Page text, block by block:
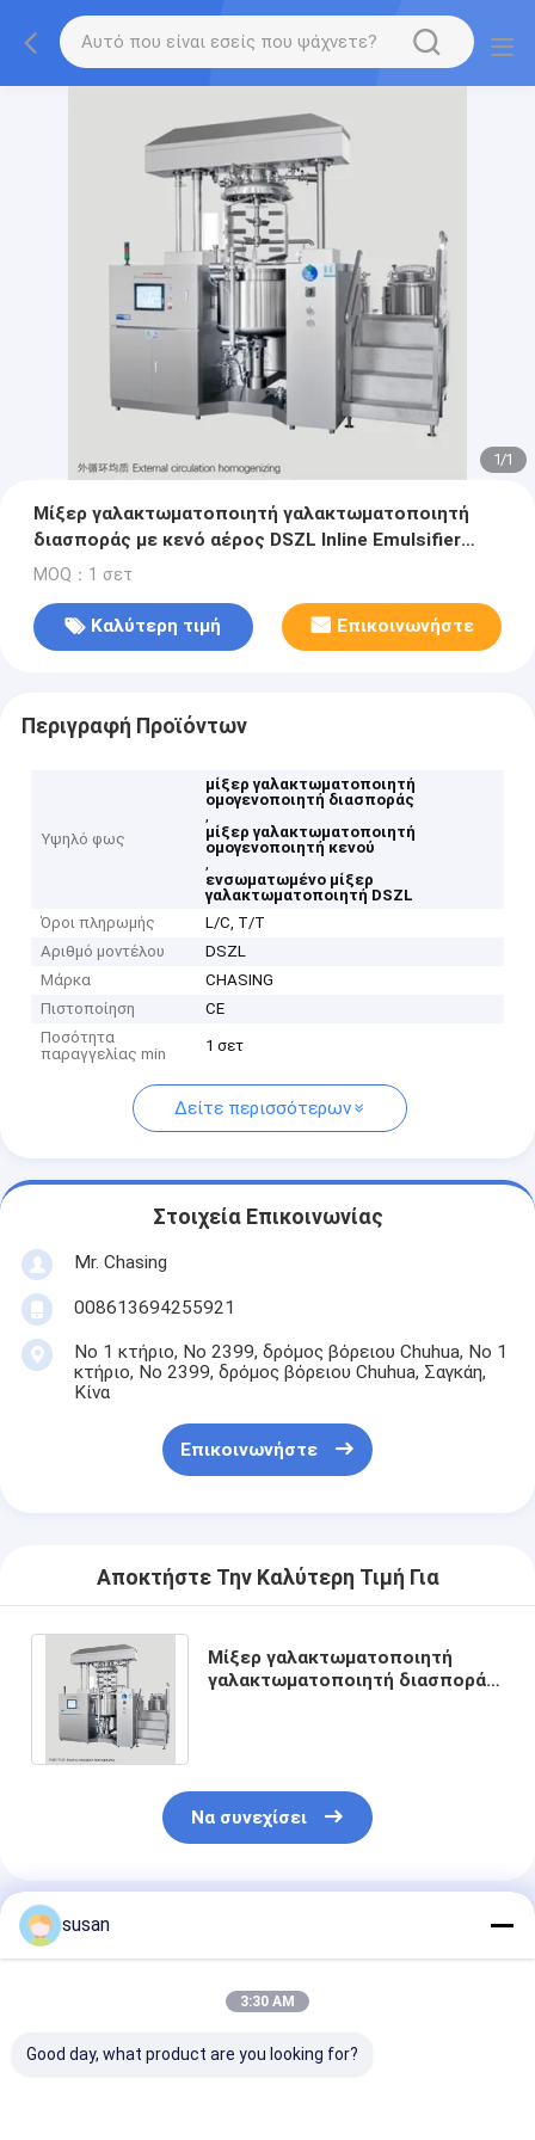
1/1
Μίξερ γαλακτωματοποιητή γαλακτωματοποιητή
διασποράς με κενό αέρος DSZL Inline Emulsifier
Mixer
MOQ：1 σετ
Καλύτερη τιμή Επικοινωνήστε
Περιγραφή Προϊόντων
Υψηλό φως
μίξερ γαλακτωματοποιητή
ομογενοποιητή διασποράς
,
μίξερ γαλακτωματοποιητή
ομογενοποιητή κενού
,
ενσωματωμένο μίξερ
γαλακτωματοποιητή DSZL
Όροι πληρωμής
L/C, T/T
Αριθμό μοντέλου
DSZL
Μάρκα
CHASING
Πιστοποίηση
CE
Ποσότητα
παραγγελίας min
1 σετ
Δείτε περισσότερων
Στοιχεία Επικοινωνίας
Mr. Chasing
008613694255921
Νο 1 κτήριο, Νο 2399, δρόμος βόρειου Chuhua, Νο 1
κτήριο, Νο 2399, δρόμος βόρειου Chuhua, Σαγκάη,
Κίνα
Επικοινωνήστε
Αποκτήστε Την Καλύτερη Τιμή Για
Μίξερ γαλακτωματοποιητή
γαλακτωματοποιητή διασποράς
Να συνεχίσει
Συνιστώμενα Προϊόντα
susan
3:30 AM
Good day, what product are you looking for?